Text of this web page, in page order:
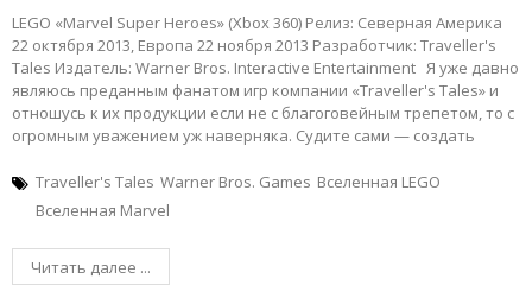
LEGO «Marvel Super Heroes» (Xbox 360) Релиз: Северная Америка
22 октября 2013, Европа 22 ноября 2013 Разработчик: Traveller's
Tales Издатель: Warner Bros. Interactive Entertainment Я уже давно
являюсь преданным фанатом игр компании «Traveller's Tales» и
отношусь к их продукции если не с благоговейным трепетом, то с
огромным уважением уж наверняка. Судите сами — создать
Traveller's Tales Warner Bros. Games Вселенная LEGO
Вселенная Marvel
Читать далее ...